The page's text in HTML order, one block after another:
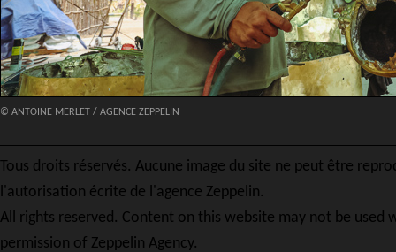
© ANTOINE MERLET / AGENCE ZEPPELIN
Tous droits réservés. Aucune image du site ne peut être
l'autorisation écrite de l'agence Zeppelin.
All rights reserved. Content on this website may not be used
permission of Zeppelin Agency.